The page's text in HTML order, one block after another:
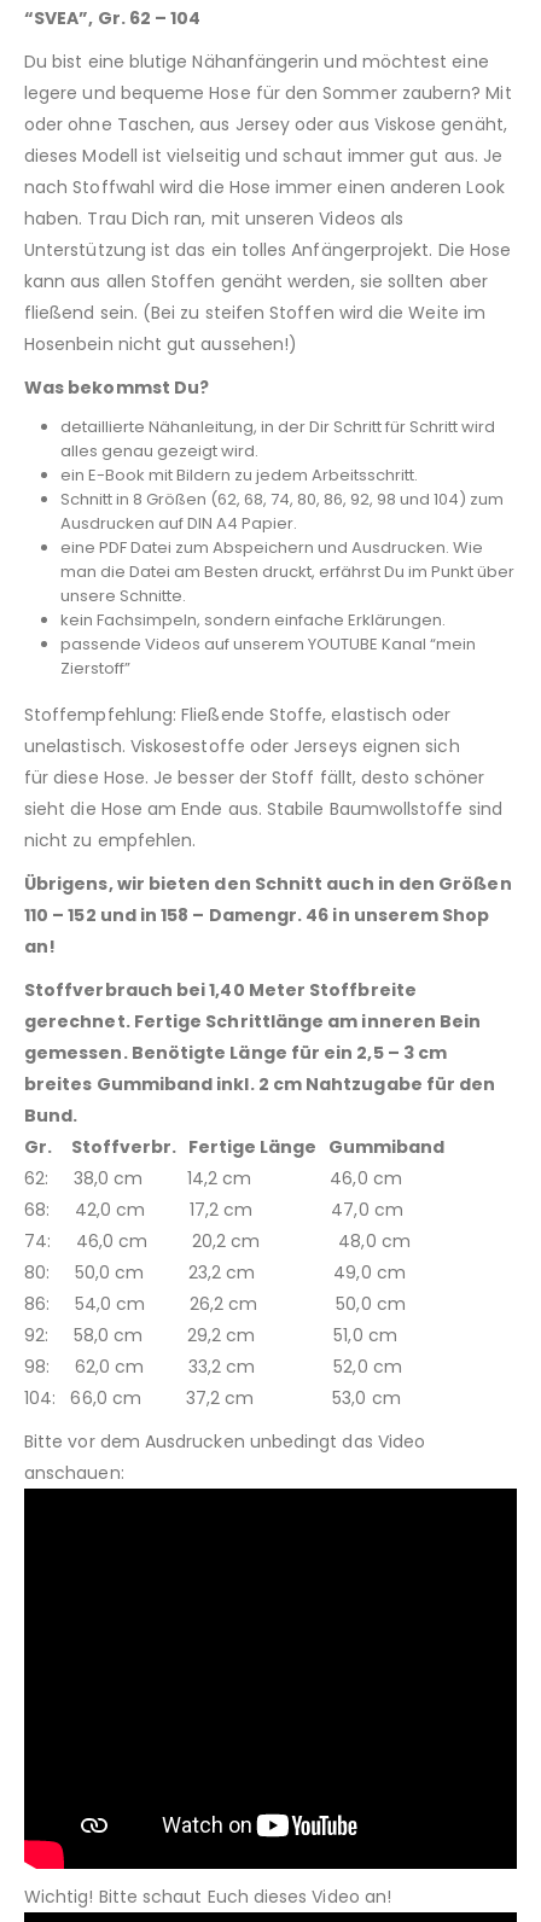
“SVEA”, Gr. 62 – 104
Du bist eine blutige Nähanfängerin und möchtest eine
legere und bequeme Hose für den Sommer zaubern? Mit
oder ohne Taschen, aus Jersey oder aus Viskose genäht,
dieses Modell ist vielseitig und schaut immer gut aus. Je
nach Stoffwahl wird die Hose immer einen anderen Look
haben. Trau Dich ran, mit unseren Videos als
Unterstützung ist das ein tolles Anfängerprojekt. Die Hose
kann aus allen Stoffen genäht werden, sie sollten aber
fließend sein. (Bei zu steifen Stoffen wird die Weite im
Hosenbein nicht gut aussehen!)
Was bekommst Du?
detaillierte Nähanleitung, in der Dir Schritt für Schritt wird
alles genau gezeigt wird.
ein E-Book mit Bildern zu jedem Arbeitsschritt.
Schnitt in 8 Größen (62, 68, 74, 80, 86, 92, 98 und 104) zum
Ausdrucken auf DIN A4 Papier.
eine PDF Datei zum Abspeichern und Ausdrucken. Wie
man die Datei am Besten druckt, erfährst Du im Punkt über
unsere Schnitte.
kein Fachsimpeln, sondern einfache Erklärungen.
passende Videos auf unserem YOUTUBE Kanal “mein
Zierstoff”
Stoffempfehlung: Fließende Stoffe, elastisch oder
unelastisch. Viskosestoffe oder Jerseys eignen sich
für diese Hose. Je besser der Stoff fällt, desto schöner
sieht die Hose am Ende aus. Stabile Baumwollstoffe sind
nicht zu empfehlen.
Übrigens, wir bieten den Schnitt auch in den Größen
110 – 152 und in 158 – Damengr. 46 in unserem Shop
an!
Stoffverbrauch bei 1,40 Meter Stoffbreite
gerechnet. Fertige Schrittlänge am inneren Bein
gemessen. Benötigte Länge für ein 2,5 – 3 cm
breites Gummiband inkl. 2 cm Nahtzugabe für den
Bund.
Gr. Stoffverbr. Fertige Länge Gummiband
62: 38,0 cm 14,2 cm 46,0 cm
68: 42,0 cm 17,2 cm 47,0 cm
74: 46,0 cm 20,2 cm 48,0 cm
80: 50,0 cm 23,2 cm 49,0 cm
86: 54,0 cm 26,2 cm 50,0 cm
92: 58,0 cm 29,2 cm 51,0 cm
98: 62,0 cm 33,2 cm 52,0 cm
104: 66,0 cm 37,2 cm 53,0 cm
Bitte vor dem Ausdrucken unbedingt das Video
anschauen:
Wichtig! Bitte schaut Euch dieses Video an!